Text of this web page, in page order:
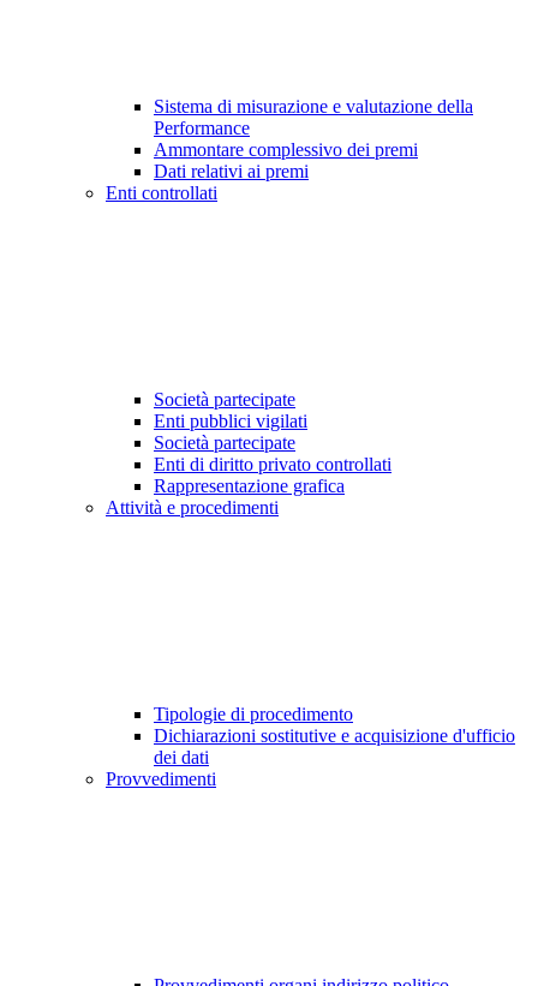
Sistema di misurazione e valutazione della
Performance
Ammontare complessivo dei premi
Dati relativi ai premi
Enti controllati
Società partecipate
Enti pubblici vigilati
Società partecipate
Enti di diritto privato controllati
Rappresentazione grafica
Attività e procedimenti
Tipologie di procedimento
Dichiarazioni sostitutive e acquisizione d'ufficio
dei dati
Provvedimenti